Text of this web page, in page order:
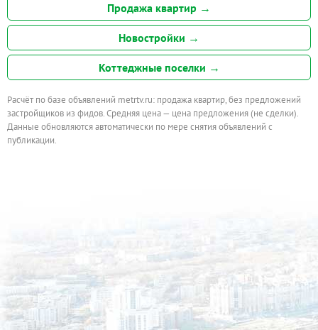
Продажа квартир →
Новостройки →
Коттеджные поселки →
Расчёт по базе объявлений metrtv.ru: продажа квартир, без предложений
застройщиков из фидов. Средняя цена — цена предложения (не сделки).
Данные обновляются автоматически по мере снятия объявлений с
публикации.